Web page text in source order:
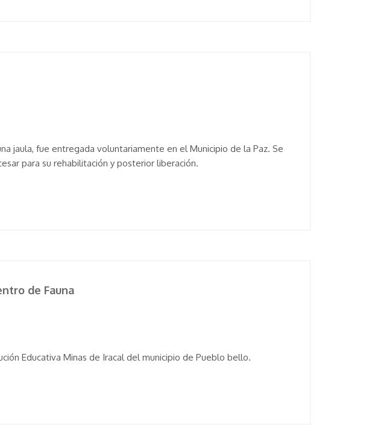
jaula, fue entregada voluntariamente en el Municipio de la Paz. Se
para su rehabilitación y posterior liberación.
de Fauna
Educativa Minas de Iracal del municipio de Pueblo bello.